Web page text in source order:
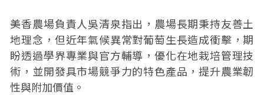
美香農場負責人吳清泉指出，農場長期秉持友善土
地理念，但近年氣候異常對葡萄生長造成衝擊，期
盼透過學界專業與官方輔導，優化在地栽培管理技
術，並開發具市場競爭力的特色產品，提升農業韌
性與附加價值。